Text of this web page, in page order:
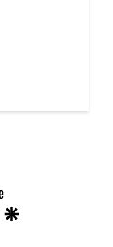
youtube-
footer
twitter